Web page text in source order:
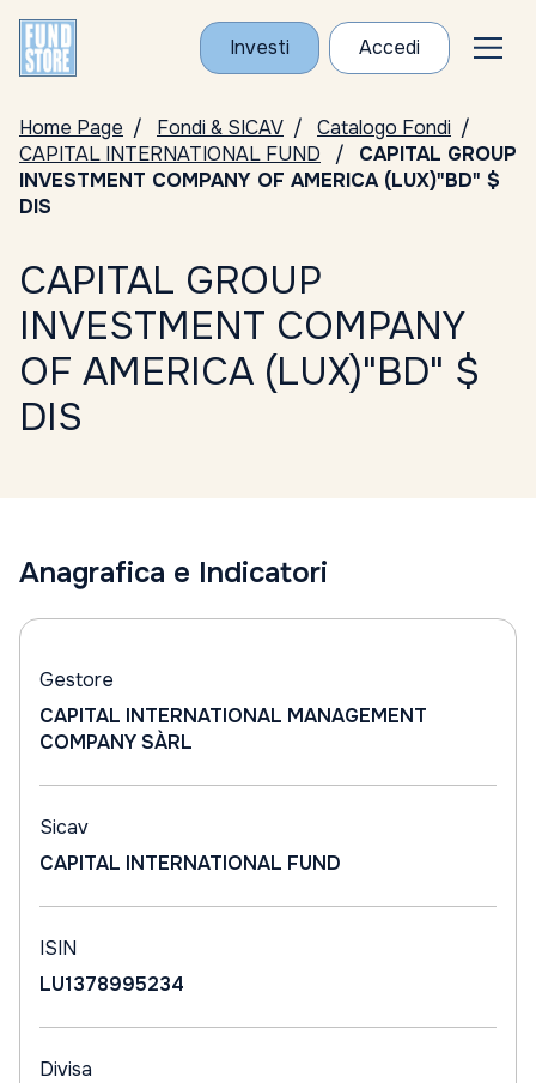
Investi Accedi
Home Page Fondi & SICAV
Catalogo Fondi
CAPITAL INTERNATIONAL FUND
CAPITAL GROUP
INVESTMENT COMPANY OF AMERICA (LUX)"BD" $
DIS
CAPITAL GROUP
INVESTMENT COMPANY
OF AMERICA (LUX)"BD" $
DIS
Anagrafica e Indicatori
Gestore
CAPITAL INTERNATIONAL MANAGEMENT
COMPANY SÀRL
Sicav
CAPITAL INTERNATIONAL FUND
ISIN
LU1378995234
Divisa